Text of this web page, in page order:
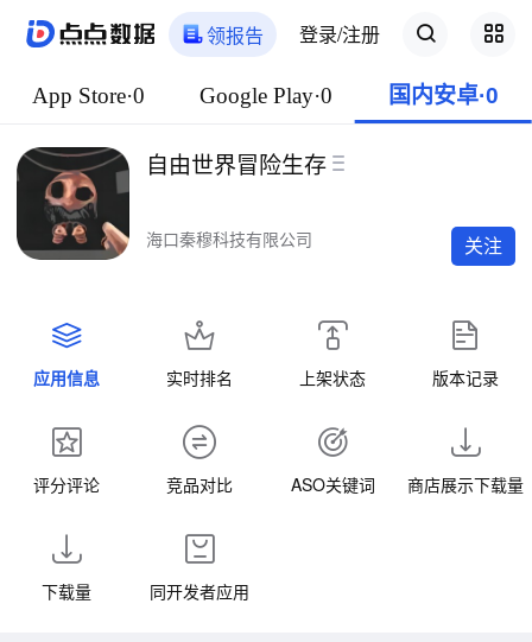
领报告 登录/注册
App Store·0 Google Play·0 国内安卓·0
自由世界冒险生存
海口秦穆科技有限公司 关注
应用信息 实时排名 上架状态 版本记录
评分评论 竞品对比 ASO关键词 商店展示下载量
下载量 同开发者应用